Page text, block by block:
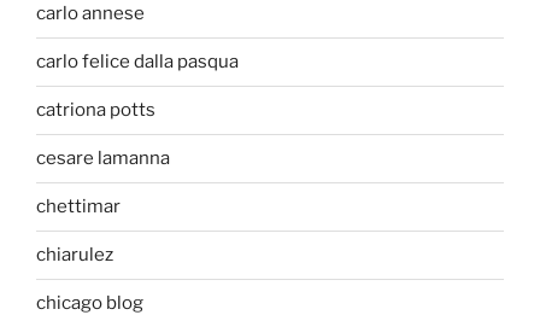
carlo annese
carlo felice dalla pasqua
catriona potts
cesare lamanna
chettimar
chiarulez
chicago blog